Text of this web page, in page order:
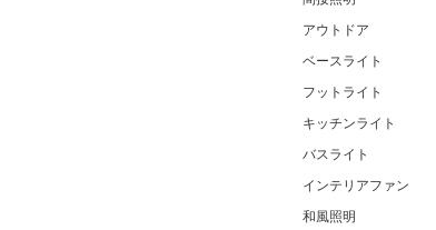
アウトドア
ベースライト
フットライト
キッチンライト
バスライト
インテリアファン
和風照明